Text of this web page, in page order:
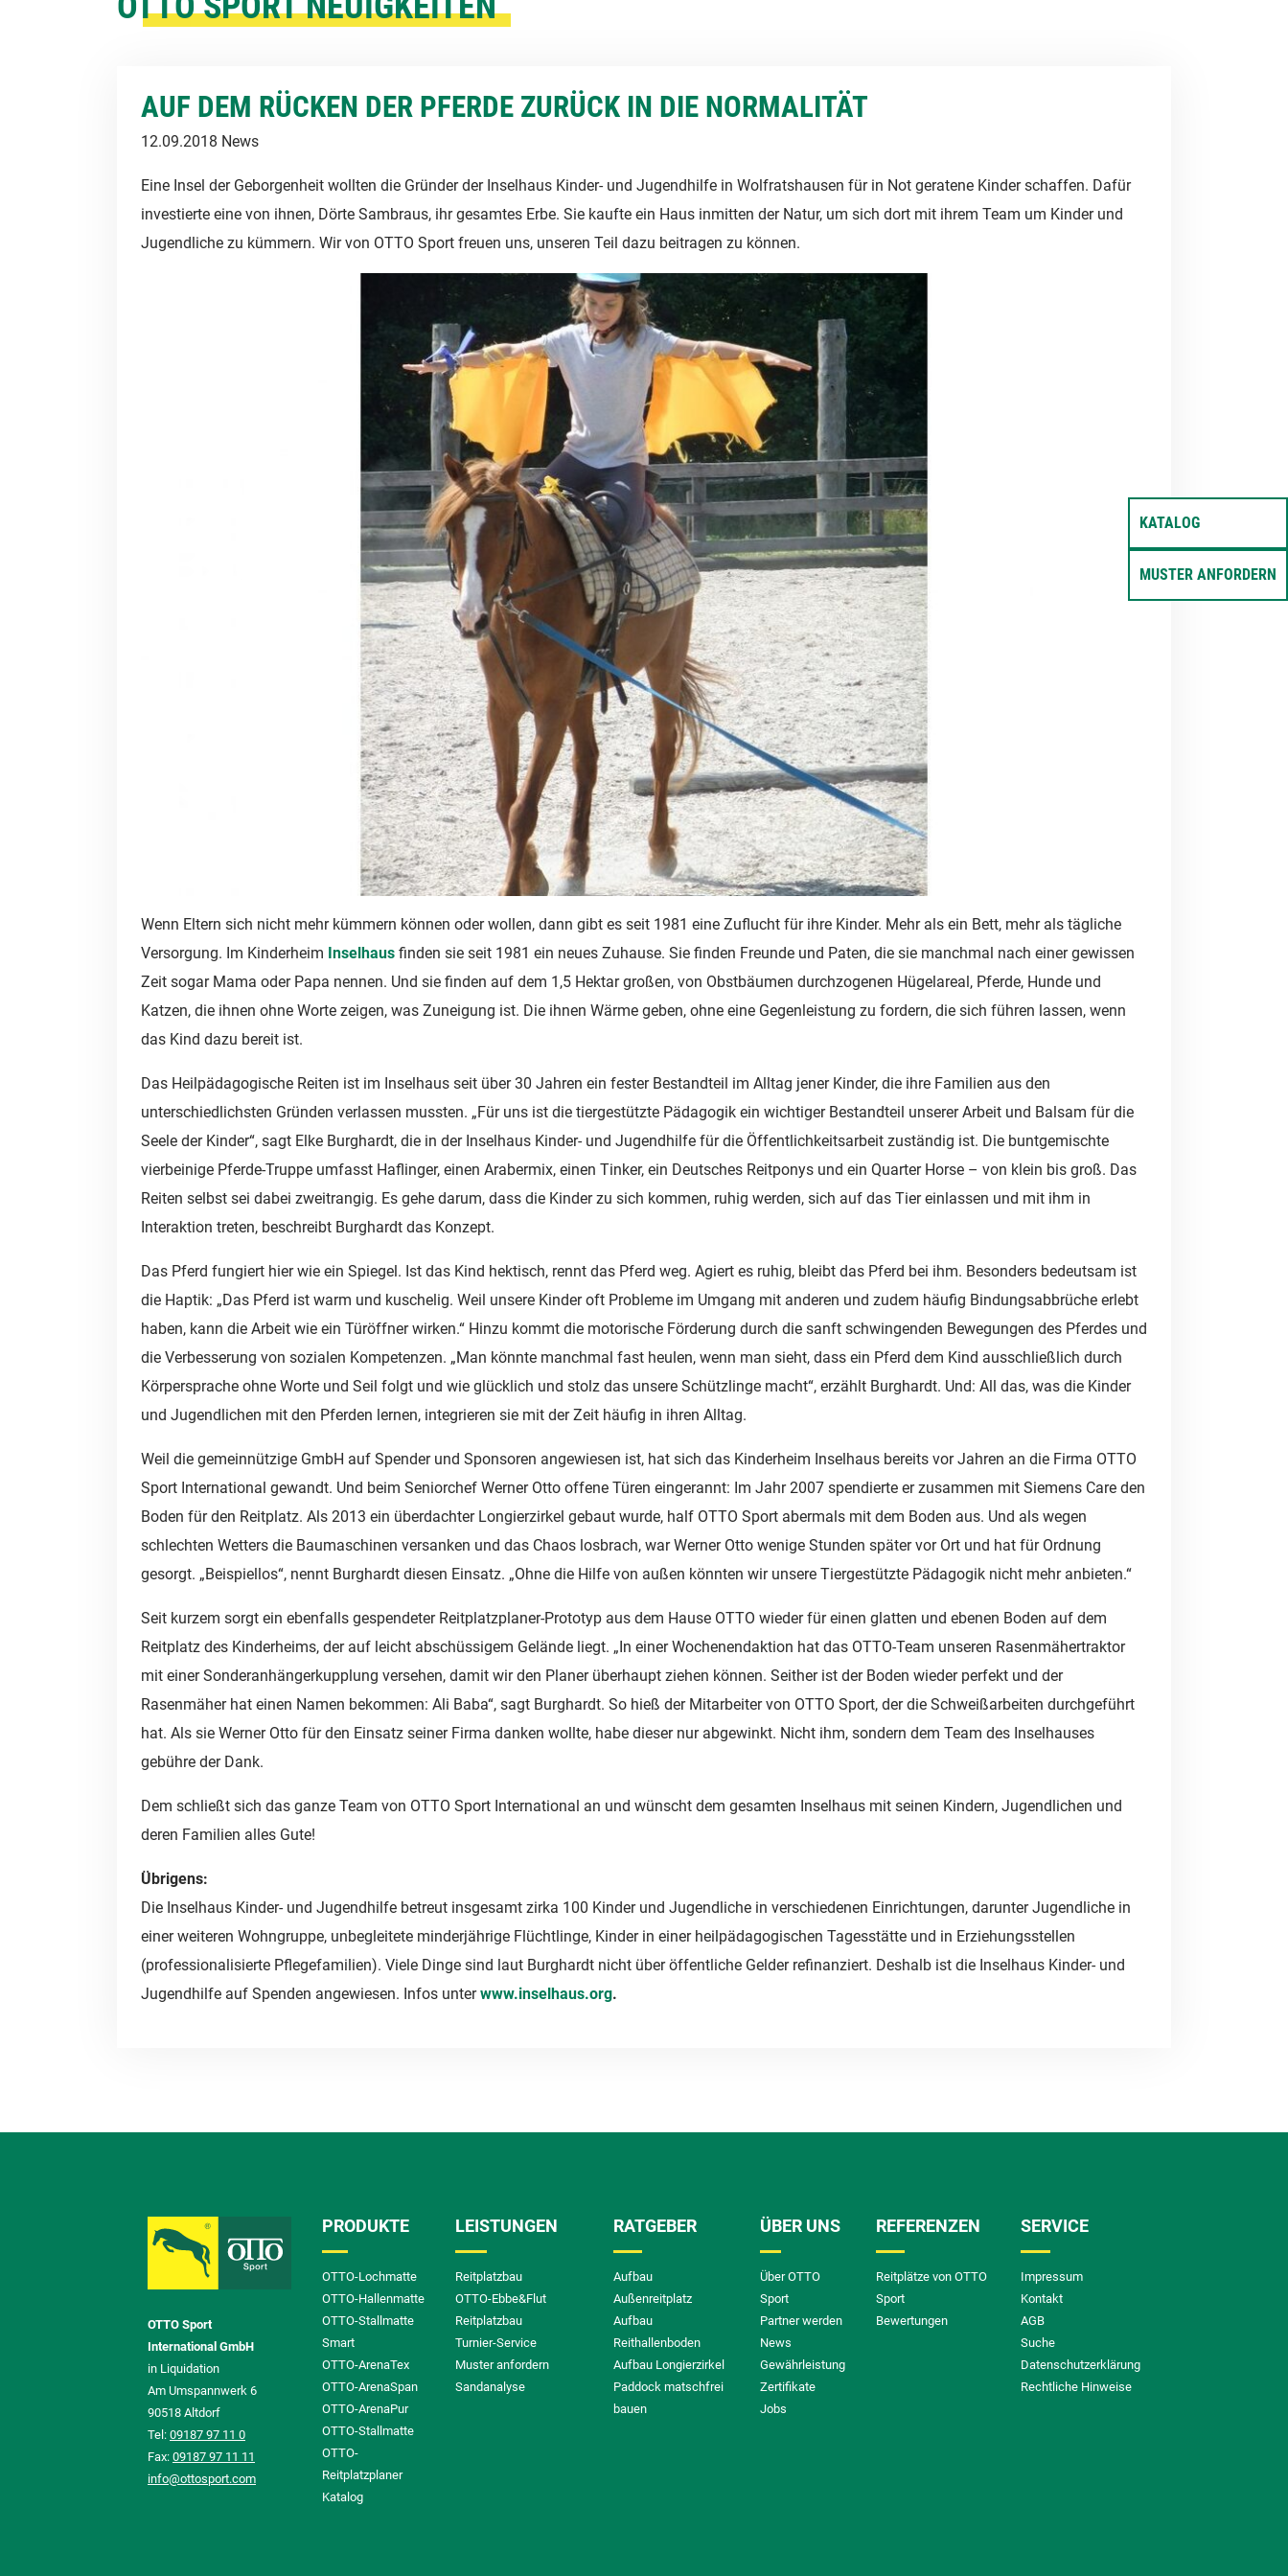
KATALOG
MUSTER ANFORDERN
AUF DEM RÜCKEN DER PFERDE ZURÜCK IN DIE NORMALITÄT
12.09.2018 News
Eine Insel der Geborgenheit wollten die Gründer der Inselhaus Kinder- und Jugendhilfe in Wolfratshausen für in Not geratene Kinder schaffen. Dafür
investierte eine von ihnen, Dörte Sambraus, ihr gesamtes Erbe. Sie kaufte ein Haus inmitten der Natur, um sich dort mit ihrem Team um Kinder und
Jugendliche zu kümmern. Wir von OTTO Sport freuen uns, unseren Teil dazu beitragen zu können.
Wenn Eltern sich nicht mehr kümmern können oder wollen, dann gibt es seit 1981 eine Zuflucht für ihre Kinder. Mehr als ein Bett, mehr als tägliche
Versorgung. Im Kinderheim Inselhaus finden sie seit 1981 ein neues Zuhause. Sie finden Freunde und Paten, die sie manchmal nach einer gewissen
Zeit sogar Mama oder Papa nennen. Und sie finden auf dem 1,5 Hektar großen, von Obstbäumen durchzogenen Hügelareal, Pferde, Hunde und
Katzen, die ihnen ohne Worte zeigen, was Zuneigung ist. Die ihnen Wärme geben, ohne eine Gegenleistung zu fordern, die sich führen lassen, wenn
das Kind dazu bereit ist.
Das Heilpädagogische Reiten ist im Inselhaus seit über 30 Jahren ein fester Bestandteil im Alltag jener Kinder, die ihre Familien aus den
unterschiedlichsten Gründen verlassen mussten. „Für uns ist die tiergestützte Pädagogik ein wichtiger Bestandteil unserer Arbeit und Balsam für die
Seele der Kinder“, sagt Elke Burghardt, die in der Inselhaus Kinder- und Jugendhilfe für die Öffentlichkeitsarbeit zuständig ist. Die buntgemischte
vierbeinige Pferde-Truppe umfasst Haflinger, einen Arabermix, einen Tinker, ein Deutsches Reitponys und ein Quarter Horse – von klein bis groß. Das
Reiten selbst sei dabei zweitrangig. Es gehe darum, dass die Kinder zu sich kommen, ruhig werden, sich auf das Tier einlassen und mit ihm in
Interaktion treten, beschreibt Burghardt das Konzept.
Das Pferd fungiert hier wie ein Spiegel. Ist das Kind hektisch, rennt das Pferd weg. Agiert es ruhig, bleibt das Pferd bei ihm. Besonders bedeutsam ist
die Haptik: „Das Pferd ist warm und kuschelig. Weil unsere Kinder oft Probleme im Umgang mit anderen und zudem häufig Bindungsabbrüche erlebt
haben, kann die Arbeit wie ein Türöffner wirken.“ Hinzu kommt die motorische Förderung durch die sanft schwingenden Bewegungen des Pferdes und
die Verbesserung von sozialen Kompetenzen. „Man könnte manchmal fast heulen, wenn man sieht, dass ein Pferd dem Kind ausschließlich durch
Körpersprache ohne Worte und Seil folgt und wie glücklich und stolz das unsere Schützlinge macht“, erzählt Burghardt. Und: All das, was die Kinder
und Jugendlichen mit den Pferden lernen, integrieren sie mit der Zeit häufig in ihren Alltag.
Weil die gemeinnützige GmbH auf Spender und Sponsoren angewiesen ist, hat sich das Kinderheim Inselhaus bereits vor Jahren an die Firma OTTO
Sport International gewandt. Und beim Seniorchef Werner Otto offene Türen eingerannt: Im Jahr 2007 spendierte er zusammen mit Siemens Care den
Boden für den Reitplatz. Als 2013 ein überdachter Longierzirkel gebaut wurde, half OTTO Sport abermals mit dem Boden aus. Und als wegen
schlechten Wetters die Baumaschinen versanken und das Chaos losbrach, war Werner Otto wenige Stunden später vor Ort und hat für Ordnung
gesorgt. „Beispiellos“, nennt Burghardt diesen Einsatz. „Ohne die Hilfe von außen könnten wir unsere Tiergestützte Pädagogik nicht mehr anbieten.“
Seit kurzem sorgt ein ebenfalls gespendeter Reitplatzplaner-Prototyp aus dem Hause OTTO wieder für einen glatten und ebenen Boden auf dem
Reitplatz des Kinderheims, der auf leicht abschüssigem Gelände liegt. „In einer Wochenendaktion hat das OTTO-Team unseren Rasenmähertraktor
mit einer Sonderanhängerkupplung versehen, damit wir den Planer überhaupt ziehen können. Seither ist der Boden wieder perfekt und der
Rasenmäher hat einen Namen bekommen: Ali Baba“, sagt Burghardt. So hieß der Mitarbeiter von OTTO Sport, der die Schweißarbeiten durchgeführt
hat. Als sie Werner Otto für den Einsatz seiner Firma danken wollte, habe dieser nur abgewinkt. Nicht ihm, sondern dem Team des Inselhauses
gebühre der Dank.
Dem schließt sich das ganze Team von OTTO Sport International an und wünscht dem gesamten Inselhaus mit seinen Kindern, Jugendlichen und
deren Familien alles Gute!
Übrigens:
Die Inselhaus Kinder- und Jugendhilfe betreut insgesamt zirka 100 Kinder und Jugendliche in verschiedenen Einrichtungen, darunter Jugendliche in
einer weiteren Wohngruppe, unbegleitete minderjährige Flüchtlinge, Kinder in einer heilpädagogischen Tagesstätte und in Erziehungsstellen
(professionalisierte Pflegefamilien). Viele Dinge sind laut Burghardt nicht über öffentliche Gelder refinanziert. Deshalb ist die Inselhaus Kinder- und
Jugendhilfe auf Spenden angewiesen. Infos unterwww.inselhaus.org.
OTTO Sport
International GmbH
in Liquidation
Am Umspannwerk 6
90518 Altdorf
Tel: 09187 97 11 0
Fax: 09187 97 11 11
info@ottosport.com
PRODUKTE
OTTO-Lochmatte
OTTO-Hallenmatte
OTTO-Stallmatte
Smart
OTTO-ArenaTex
OTTO-ArenaSpan
OTTO-ArenaPur
OTTO-Stallmatte
OTTO-
Reitplatzplaner
Katalog
LEISTUNGEN
Reitplatzbau
OTTO-Ebbe&Flut
Reitplatzbau
Turnier-Service
Muster anfordern
Sandanalyse
RATGEBER
Aufbau
Außenreitplatz
Aufbau
Reithallenboden
Aufbau Longierzirkel
Paddock matschfrei
bauen
ÜBER UNS
Über OTTO
Sport
Partner werden
News
Gewährleistung
Zertifikate
Jobs
REFERENZEN
Reitplätze von OTTO
Sport
Bewertungen
SERVICE
Impressum
Kontakt
AGB
Suche
Datenschutzerklärung
Rechtliche Hinweise